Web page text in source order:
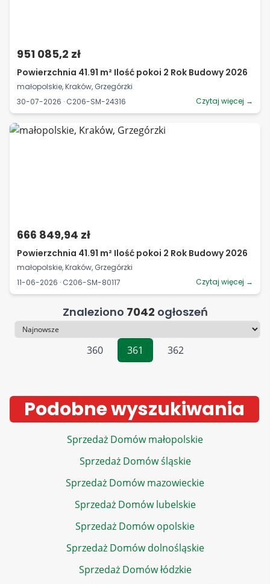
951 085,2 zł
Powierzchnia 41.91 m² Ilość pokoi 2 Rok Budowy 2026
małopolskie, Kraków, Grzegórzki
30-07-2026 · C206-SM-24316
Czytaj więcej →
666 849,94 zł
Powierzchnia 41.91 m² Ilość pokoi 2 Rok Budowy 2026
małopolskie, Kraków, Grzegórzki
11-06-2026 · C206-SM-80117
Czytaj więcej →
Znaleziono 7042 ogłoszeń
Sortowanie
360
361 362
Podobne wyszukiwania
Sprzedaż Domów małopolskie
Sprzedaż Domów śląskie
Sprzedaż Domów mazowieckie
Sprzedaż Domów lubelskie
Sprzedaż Domów opolskie
Sprzedaż Domów dolnośląskie
Sprzedaż Domów łódzkie